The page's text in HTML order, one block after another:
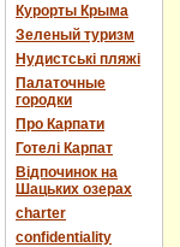
Курорты Крыма
Зеленый туризм
Нудистські пляжі
Палаточные
городки
Про Карпати
Готелі Карпат
Відпочинок на
Шацьких озерах
charter
confidentiality